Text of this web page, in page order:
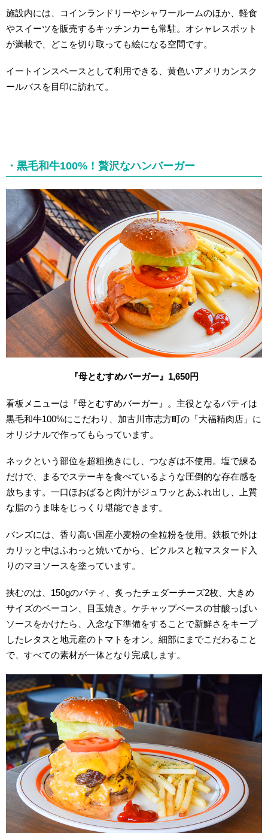
施設内には、コインランドリーやシャワールームのほか、軽食
やスイーツを販売するキッチンカーも常駐。オシャレスポット
が満載で、どこを切り取っても絵になる空間です。
イートインスペースとして利用できる、黄色いアメリカンスク
ールバスを目印に訪れて。
・黒毛和牛100%！贅沢なハンバーガー
『母とむすめバーガー』1,650円
看板メニューは『母とむすめバーガー』。主役となるパティは
黒毛和牛100%にこだわり、加古川市志方町の「大福精肉店」に
オリジナルで作ってもらっています。
ネックという部位を超粗挽きにし、つなぎは不使用。塩で練る
だけで、まるでステーキを食べているような圧倒的な存在感を
放ちます。一口ほおばると肉汁がジュワッとあふれ出し、上質
な脂のうま味をじっくり堪能できます。
バンズには、香り高い国産小麦粉の全粒粉を使用。鉄板で外は
カリッと中はふわっと焼いてから、ピクルスと粒マスタード入
りのマヨソースを塗っています。
挟むのは、150gのパティ、炙ったチェダーチーズ2枚、大きめ
サイズのベーコン、目玉焼き。ケチャップベースの甘酸っぱい
ソースをかけたら、入念な下準備をすることで新鮮さをキープ
したレタスと地元産のトマトをオン。細部にまでこだわること
で、すべての素材が一体となり完成します。